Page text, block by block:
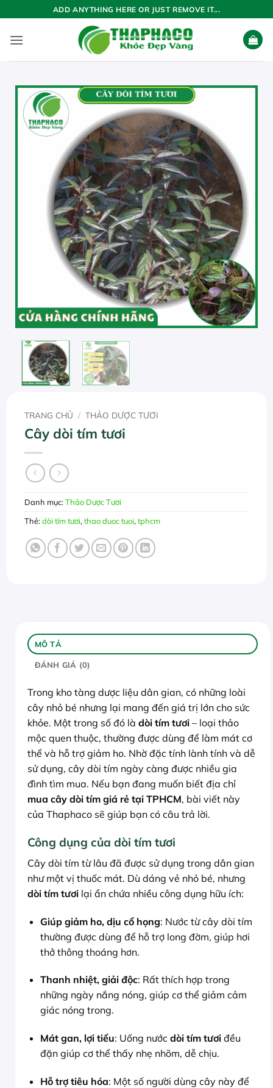
qua
nội
ADD ANYTHING HERE OR JUST REMOVE IT...
TRANG CHỦ / THẢO DƯỢC TƯƠI
Cây dòi tím tươi
Danh mục:Thảo Dược Tươi
Thẻ:dòi tím tươi,thao duoc tuoi,tphcm
MÔ TẢ
ĐÁNH GIÁ (0)
Trong kho tàng dược liệu dân gian, có những loài
cây nhỏ bé nhưng lại mang đến giá trị lớn cho sức
khỏe. Một trong số đó là dòi tím tươi – loại thảo
mộc quen thuộc, thường được dùng để làm mát cơ
thể và hỗ trợ giảm ho. Nhờ đặc tính lành tính và dễ
sử dụng, cây dòi tím ngày càng được nhiều gia
đình tìm mua. Nếu bạn đang muốn biết địa chỉ
mua cây dòi tím giá rẻ tại TPHCM, bài viết này
của Thaphaco sẽ giúp bạn có câu trả lời.
Công dụng của dòi tím tươi
Cây dòi tím từ lâu đã được sử dụng trong dân gian
như một vị thuốc mát. Dù dáng vẻ nhỏ bé, nhưng
dòi tím tươi lại ẩn chứa nhiều công dụng hữu ích:
Giúp giảm ho, dịu cổ họng: Nước từ cây dòi tím
thường được dùng để hỗ trợ long đờm, giúp hơi
thở thông thoáng hơn.
Thanh nhiệt, giải độc: Rất thích hợp trong
những ngày nắng nóng, giúp cơ thể giảm cảm
giác nóng trong.
Mát gan, lợi tiểu: Uống nước dòi tím tươiđều
đặn giúp cơ thể thấy nhẹ nhõm, dễ chịu.
Hỗ trợ tiêu hóa: Một số người dùng cây này để